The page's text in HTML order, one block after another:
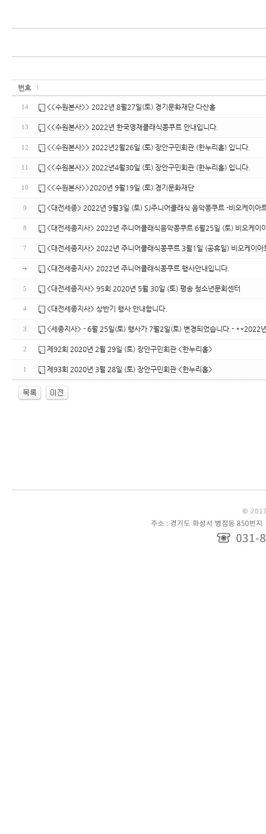
번호
14 <<수원본사>> 2022년 8월27일(토) 경기문화재단 다산홀
13 <<수원본사>> 2022년 한국영재클래식콩쿠르 안내입니다.
12 <<수원본사>> 2022년2월26일 (토) 장안구민회관 (한누리홀) 입니다.
11 <<수원본사>> 2022년4월30일 (토) 장안구민회관 (한누리홀) 입니다.
10 <<수원본사>>2020년 9월19일 (토) 경기문화재단
9 <대전세종> 2022년 9월3일 (토) SJ주니어클래식 음악콩쿠르 -비오케이아
8 <대전세종지사> 2022년 주니어클래식음악콩쿠르 6월25일 (토) 비오케이
7 <대전세종지사> 2022년 주니어클래식콩쿠르 3월1일 (공휴일) 비오케이아
<대전세종지사> 2022년 주니어클래식콩쿠르 행사안내입니다.
5 <대전세종지사> 95회 2020년 5월 30일 (토) 평송 청소년문회센터
4 <대전세종지사> 상반기 행사 안내합니다.
3 <세종지사> - 6월 25일(토) 행사가 7월2일(토) 변경되었습니다.- **2022
2 제92회 2020년 2월 29일 (토) 장안구민회관 <한누리홀>
1 제93회 2020년 3월 28일 (토) 장안구민회관 <한누리홀>